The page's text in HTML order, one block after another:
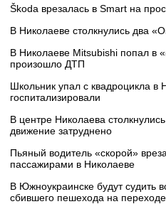
Škoda врезалась в Smart на
В Николаеве столкнулись два
В Николаеве Mitsubishi попал в
произошло ДТП
Школьник упал с квадроцикла в
госпитализировали
В центре Николаева
движение затруднено
Пьяный водитель «скорой»
пассажирами в Николаеве
В Южноукраинске будут судить
сбившего пешехода на переходе